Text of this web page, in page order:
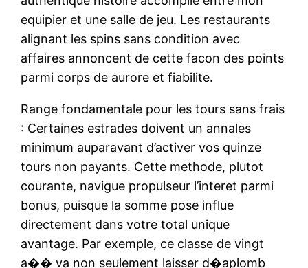
equipier et une salle de jeu. Les restaurants
alignant les spins sans condition avec
affaires annoncent de cette facon des points
parmi corps de aurore et fiabilite.
Range fondamentale pour les tours sans frais
: Certaines estrades doivent un annales
minimum auparavant d’activer vos quinze
tours non payants. Cette methode, plutot
courante, navigue propulseur l’interet parmi
bonus, puisque la somme pose influe
directement dans votre total unique
avantage. Par exemple, ce classe de vingt
a�� va non seulement laisser d�aplomb